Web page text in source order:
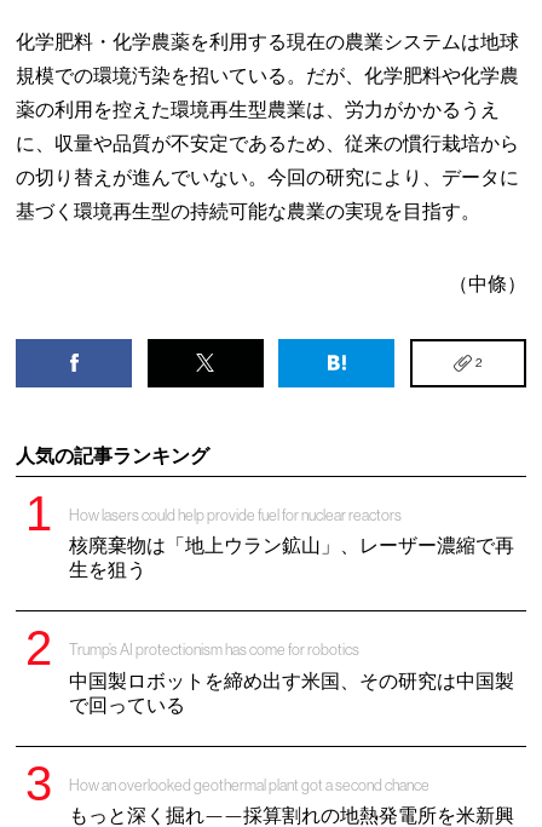
化学肥料・化学農薬を利用する現在の農業システムは地球
規模での環境汚染を招いている。だが、化学肥料や化学農
薬の利用を控えた環境再生型農業は、労力がかかるうえ
に、収量や品質が不安定であるため、従来の慣行栽培から
の切り替えが進んでいない。今回の研究により、データに
基づく環境再生型の持続可能な農業の実現を目指す。
（中條）
2
人気の記事ランキング
How lasers could help provide fuel for nuclear reactors
核廃棄物は「地上ウラン鉱山」、レーザー濃縮で再
生を狙う
Trump’s AI protectionism has come for robotics
中国製ロボットを締め出す米国、その研究は中国製
で回っている
How an overlooked geothermal plant got a second chance
もっと深く掘れ——採算割れの地熱発電所を米新興